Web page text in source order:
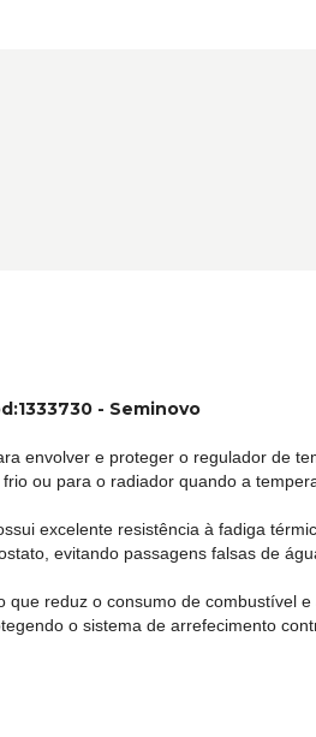
- Seminovo
envolver e proteger o regulador de
ou para o radiador quando a
excelente resistência à fadiga
evitando passagens falsas de
reduz o consumo de combustível
o sistema de arrefecimento